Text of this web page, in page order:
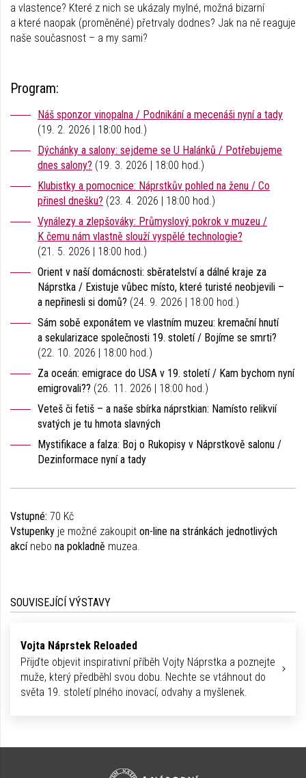
a vlastence? Které z nich se ukázaly mylné, možná bizarní
a které naopak (proměněné) přetrvaly dodnes? Jak na ně reaguje
naše současnost – a my sami?
Program:
Náš sponzor vinopalna / Podnikání a mecenáši nyní a tady
(19. 2. 2026 | 18:00 hod.)
Dýchánky a salony: sejdeme se U Halánků / Potřebujeme
dnes salony? (19. 3. 2026 | 18:00 hod.)
Klubistky a pomocnice: Náprstkův pohled na ženu / Co
přinesl dnešku? (23. 4. 2026 | 18:00 hod.)
Vynálezy a zlepšováky: Průmyslový pokrok v muzeu /
K čemu nám vlastně slouží vyspělé technologie?
(21. 5. 2026 | 18:00 hod.)
Orient v naší domácnosti: sběratelství a dálné kraje za
Náprstka / Existuje vůbec místo, které turisté neobjevili –
a nepřinesli si domů? (24. 9. 2026 | 18:00 hod.)
Sám sobě exponátem ve vlastním muzeu: kremační hnutí
a sekularizace společnosti 19. století / Bojíme se smrti?
(22. 10. 2026 | 18:00 hod.)
Za oceán: emigrace do USA v 19. století / Kam bychom nyní
emigrovali?? (26. 11. 2026 | 18:00 hod.)
Veteš či fetiš – a naše sbírka náprstkian: Namísto relikvií
svatých je tu hmota slavných
Mystifikace a falza: Boj o Rukopisy v Náprstkově salonu /
Dezinformace nyní a tady
Vstupné: 70 Kč
Vstupenky je možné zakoupit on-line na stránkách jednotlivých
akcí nebo na pokladně muzea.
SOUVISEJÍCÍ VÝSTAVY
Vojta Náprstek Reloaded
Přijďte objevit inspirativní příběh Vojty Náprstka a poznejte
muže, který předběhl svou dobu. Nechte se vtáhnout do
světa 19. století plného inovací, odvahy a myšlenek.